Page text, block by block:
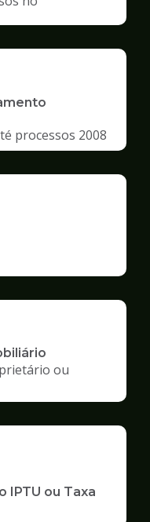
processos 2008
ou
IPTU ou Taxa